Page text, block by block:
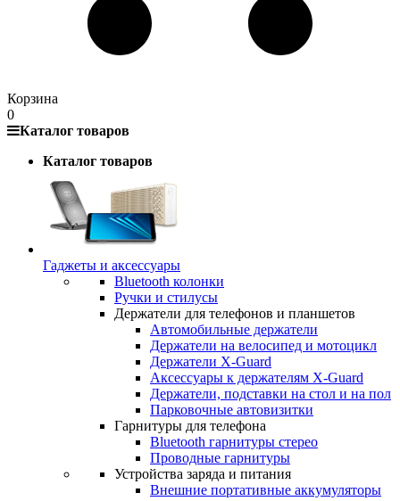
Корзина
0
Каталог товаров
Каталог товаров
Гаджеты и аксессуары
Bluetooth колонки
Ручки и стилусы
Держатели для телефонов и планшетов
Автомобильные держатели
Держатели на велосипед и мотоцикл
Держатели X-Guard
Аксессуары к держателям X-Guard
Держатели, подставки на стол и на пол
Парковочные автовизитки
Гарнитуры для телефона
Bluetooth гарнитуры стерео
Проводные гарнитуры
Устройства заряда и питания
Внешние портативные аккумуляторы